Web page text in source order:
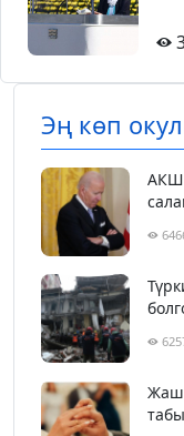
Эң көп
АКШ
Жаш